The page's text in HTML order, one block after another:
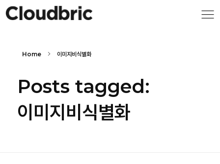
Home 이미지비식별화
Posts tagged:
이미지비식별화